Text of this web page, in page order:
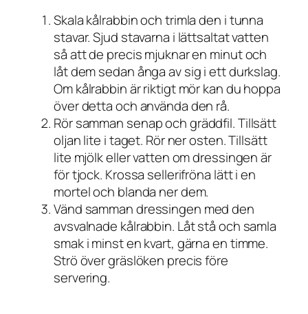
Skala kålrabbin och trimla den i tunna
stavar. Sjud stavarna i lättsaltat vatten
så att de precis mjuknar en minut och
låt dem sedan ånga av sig i ett durkslag.
Om kålrabbin är riktigt mör kan du hoppa
över detta och använda den rå.
Rör samman senap och gräddfil. Tillsätt
oljan lite i taget. Rör ner osten. Tillsätt
lite mjölk eller vatten om dressingen är
för tjock. Krossa sellerifröna lätt i en
mortel och blanda ner dem.
Vänd samman dressingen med den
avsvalnade kålrabbin. Låt stå och samla
smak i minst en kvart, gärna en timme.
Strö över gräslöken precis före
servering.